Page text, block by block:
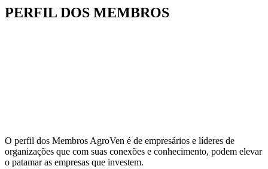
PERFIL DOS MEMBROS
O perfil dos Membros AgroVen é de empresários e líderes de
organizações que com suas conexões e conhecimento, podem elevar
o patamar as empresas que investem.